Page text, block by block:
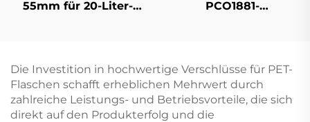
55mm für 20-Liter-
PCO1881-
für Getränkeflaschen
Die Investition in hochwertige Verschlüsse für PET-
Flaschen schafft erheblichen Mehrwert durch
zahlreiche Leistungs- und Betriebsvorteile, die sich
direkt auf den Produkterfolg und die